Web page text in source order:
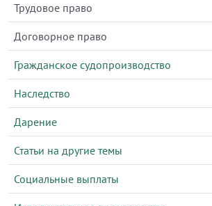
Трудовое право
Договорное право
Гражданское судопроизводство
Наследство
Дарение
Статьи на другие темы
Социальные выплаты